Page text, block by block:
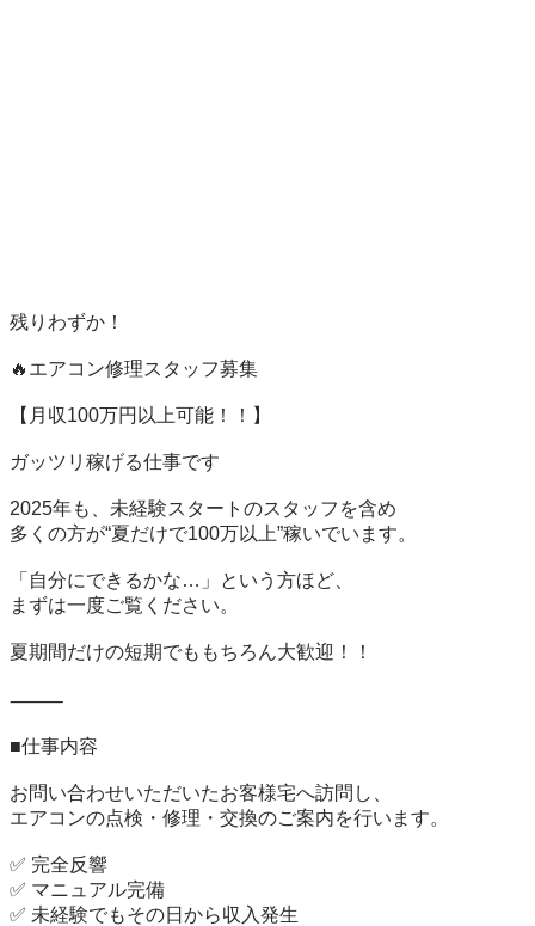
残りわずか！
🔥エアコン修理スタッフ募集
【月収100万円以上可能！！】
ガッツリ稼げる仕事です
2025年も、未経験スタートのスタッフを含め
多くの方が“夏だけで100万以上”稼いでいます。
「自分にできるかな…」という方ほど、
まずは一度ご覧ください。
夏期間だけの短期でももちろん大歓迎！！
⸻
■仕事内容
お問い合わせいただいたお客様宅へ訪問し、
エアコンの点検・修理・交換のご案内を行います。
✅ 完全反響
✅ マニュアル完備
✅ 未経験でもその日から収入発生